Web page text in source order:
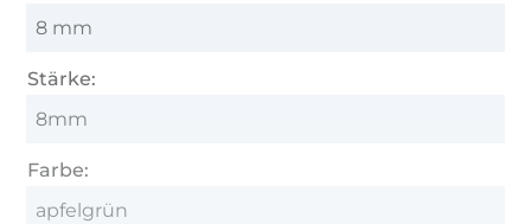
8 mm
Stärke:
8mm
Farbe:
apfelgrün